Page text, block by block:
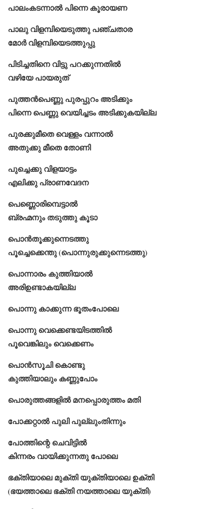
പാലംകടന്നാൽ പിന്നെ കൂരായണ
പാലു വിളമ്പിയെടുത്തു പഞ്ചതാര
മോര്‍ വിളമ്പിയെടത്തുപ്പു
പിടിച്ചതിനെ വിട്ടു പറക്കുന്നതിൽ
വഴിയേ പായരുത്
പുത്തൻപെണ്ണു പുരപ്പുറം അടിക്കും
പിന്നെ പെണ്ണു വെയിച്ചടം അടിക്കുകയില്ല
പുരക്കുമീതെ വെള്ളം വന്നാൽ
അതുക്കു മീതെ തോണി
പുച്ചെക്കു വിളയാട്ടം
എലിക്കു പ്രാണവേദന
പെണ്ണൊരിമ്പെട്ടാൽ
ബ്രഹ്മനും തടുത്തു കൂടാ
പൊൻതൂക്കുന്നെടത്തു
പൂച്ചെക്കെന്തു (പൊന്നുരുക്കുന്നെടത്തു)
പൊന്നാരം കുത്തിയാൽ
അരിഉണ്ടാകയില്ല
പൊന്നു കാക്കുന്ന ഭൂതംപോലെ
പൊന്നു വെക്കെണ്ടയിടത്തിൽ
പൂവെങ്കിലും വെക്കെണം
പൊൻസൂചി കൊണ്ടു
കുത്തിയാലും കണ്ണുപോം
പൊരുത്തങ്ങളിൽ മനപ്പൊരുത്തം മതി
പോക്കറ്റാല്‍ പുലി പുല്ലുംതിന്നും
പോത്തിന്റെ ചെവിട്ടിൽ
കിന്നരം വായിക്കുന്നതു പോലെ
ഭക്തിയാലെ മുക്തി യുക്തിയാലെ ഉക്തി
(ഭയത്താലെ ഭക്തി നയത്താലെ യുക്തി)